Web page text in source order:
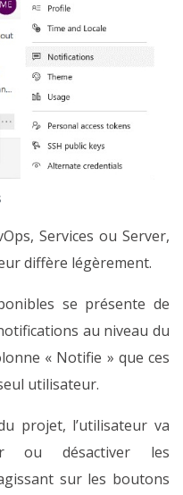
Services ou Server,
diffère légèrement.
se présente de
au niveau du
« Notifie » que ces
utilisateur.
projet, l’utilisateur va
ou désactiver les
sur les boutons